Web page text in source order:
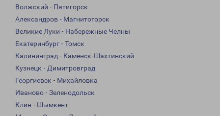
Волжский - Пятигорск
Александров - Магнитогорск
Великие Луки - Набережные Челны
Екатеринбург - Томск
Калининград - Каменск-Шахтинский
Кузнецк - Димитровград
Георгиевск - Михайловка
Иваново - Зеленодольск
Клин - Шымкент